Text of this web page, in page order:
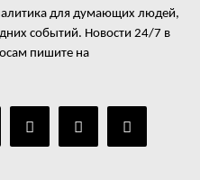
для думающих людей,
событий. Новости 24/7 в
пишите на